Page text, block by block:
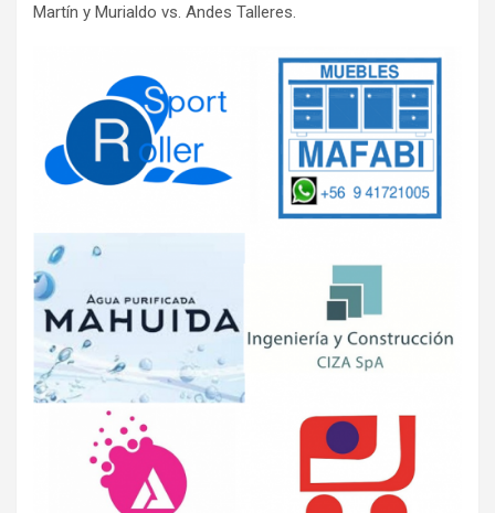
Martín y Murialdo vs. Andes Talleres.